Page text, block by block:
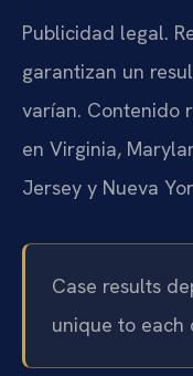
Publicidad legal.
garantizan un
varían. Contenido
en Virginia,
Jersey y Nueva
Case results
unique to each